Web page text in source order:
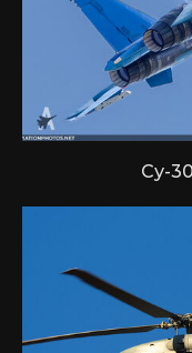
Су-